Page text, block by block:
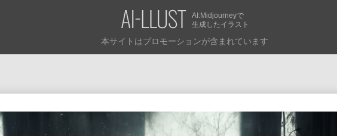
AI:Midjourneyで
生成したイラスト